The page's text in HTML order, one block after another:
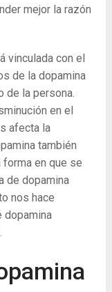
mejor la razón
vinculada con el
de la dopamina
de la persona.
en el
afecta la
también
en que se
de dopamina
nos hace
dopamina